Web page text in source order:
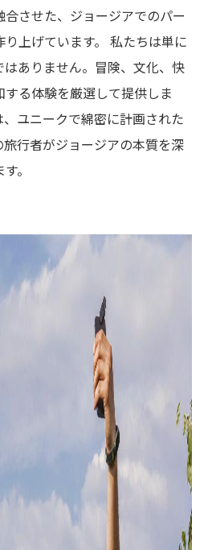
させた、ジョージアでのパー
上げています。 私たちは単に
ありません。冒険、文化、快
る体験を厳選して提供しま
ユニークで綿密に計画された
行者がジョージアの本質を深
。